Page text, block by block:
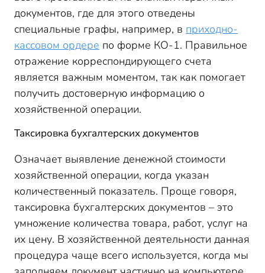
документов, где для этого отведены
специальные графы, например, в приходно-
кассовом ордере по форме КО-1. Правильное
отражение корреспондирующего счета
является важным моментом, так как помогает
получить достоверную информацию о
хозяйственной операции.
Таксировка бухгалтерских документов
Означает выявление денежной стоимости
хозяйственной операции, когда указан
количественный показатель. Проще говоря,
таксировка бухгалтерских документов – это
умножение количества товара, работ, услуг на
их цену. В хозяйственной деятельности данная
процедура чаще всего используется, когда мы